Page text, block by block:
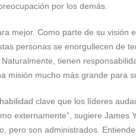
por los demás.
mejor. Como parte de su visión
personas se enorgullecen de
tienen
misión mucho más grande para
clave que los líderes
externamente”, sugiere James
pero son administrados.